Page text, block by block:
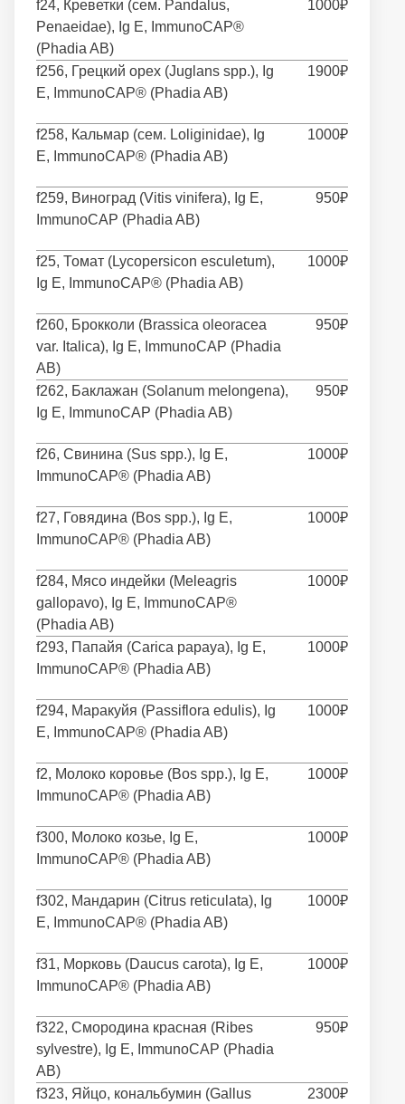
f24, Креветки (сем. Pandalus,
Penaeidae), Ig E, ImmunoCAP®
(Phadia AB)
1000₽
f256, Грецкий орех (Juglans spp.), Ig
E, ImmunoCAP® (Phadia AB)
1900₽
f258, Кальмар (сем. Loliginidae), Ig
E, ImmunoCAP® (Phadia AB)
1000₽
f259, Виноград (Vitis vinifera), Ig E,
ImmunoCAP (Phadia AB)
950₽
f25, Томат (Lycopersicon esculеtum),
Ig E, ImmunoCAP® (Phadia AB)
1000₽
f260, Брокколи (Brassica oleoracea
var. Italica), Ig E, ImmunoCAP (Phadia
AB)
950₽
f262, Баклажан (Solanum melongena),
Ig E, ImmunoCAP (Phadia AB)
950₽
f26, Свинина (Sus spp.), Ig E,
ImmunoCAP® (Phadia AB)
1000₽
f27, Говядина (Bos spp.), Ig E,
ImmunoCAP® (Phadia AB)
1000₽
f284, Мясо индейки (Meleagris
gallopavo), Ig E, ImmunoCAP®
(Phadia AB)
1000₽
f293, Папайя (Carica papaya), Ig E,
ImmunoCAP® (Phadia AB)
1000₽
f294, Маракуйя (Passiflora edulis), Ig
E, ImmunoCAP® (Phadia AB)
1000₽
f2, Молоко коровье (Bos spp.), Ig E,
ImmunoCAP® (Phadia AB)
1000₽
f300, Молоко козье, Ig E,
ImmunoCAP® (Phadia AB)
1000₽
f302, Мандарин (Citrus reticulata), Ig
E, ImmunoCAP® (Phadia AB)
1000₽
f31, Морковь (Daucus carota), Ig E,
ImmunoCAP® (Phadia AB)
1000₽
f322, Смородина красная (Ribes
sylvestre), Ig E, ImmunoCAP (Phadia
AB)
950₽
f323, Яйцо, кональбумин (Gallus
2300₽